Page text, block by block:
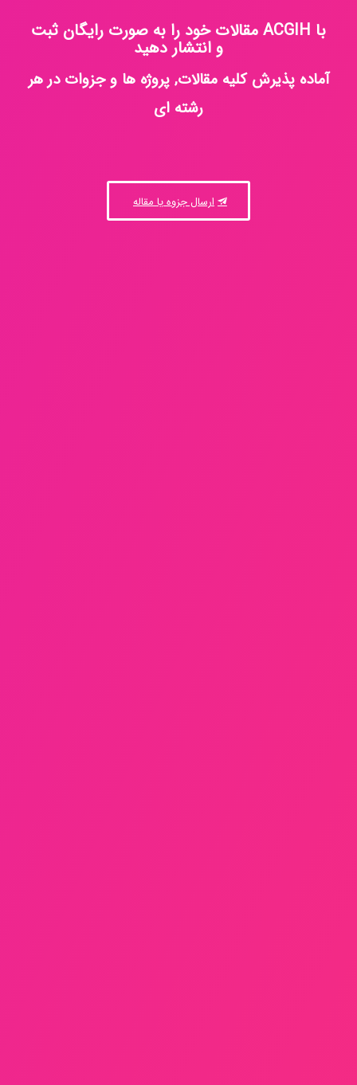
با ACGIH مقالات خود را به صورت رایگان ثبت
و انتشار دهید
آماده پذیرش کلیه مقالات, پروژه ها و جزوات در هر
رشته ای
ارسال جزوه یا مقاله